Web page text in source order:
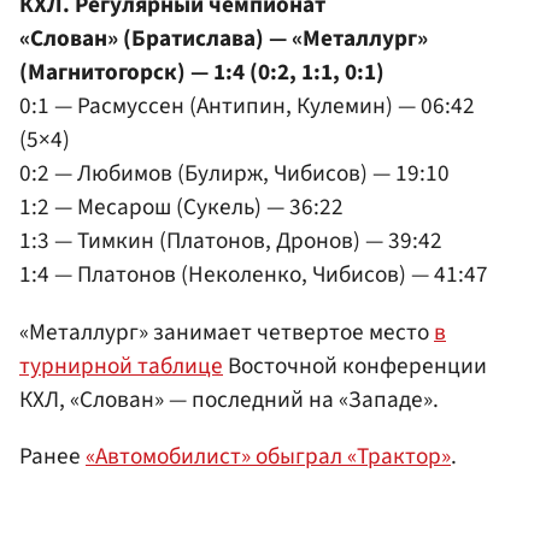
«Слован» (Братислава) — «Металлург»
(Магнитогорск) — 1:4 (0:2, 1:1, 0:1)
0:1 — Расмуссен (Антипин, Кулемин) — 06:42
(5×4)
0:2 — Любимов (Булирж, Чибисов) — 19:10
1:2 — Месарош (Сукель) — 36:22
1:3 — Тимкин (Платонов, Дронов) — 39:42
1:4 — Платонов (Неколенко, Чибисов) — 41:47
«Металлург» занимает четвертое местов
турнирной таблице Восточной конференции
КХЛ, «Слован» — последний на «Западе».
Ранее«Автомобилист» обыграл «Трактор».